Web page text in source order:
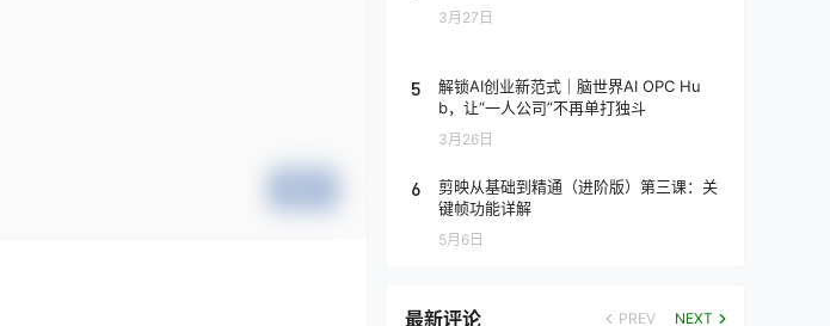
3月27日
5
解锁AI创业新范式｜脑世界AI OPC Hu
b，让“一人公司”不再单打独斗
3月26日
6
剪映从基础到精通（进阶版）第三课：关
键帧功能详解
5月6日
最新评论 PREV NEXT